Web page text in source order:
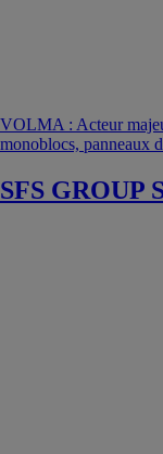
VOLMA : Acteur
monoblocs, panneaux
SFS GROUP